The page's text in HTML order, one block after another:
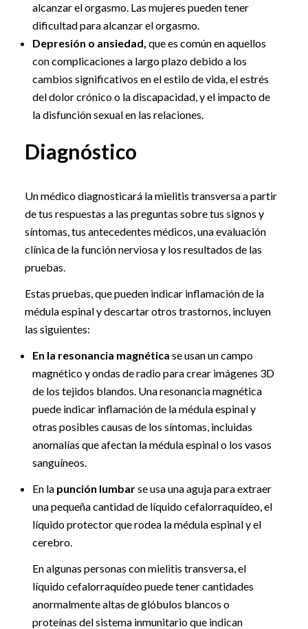
alcanzar el orgasmo. Las mujeres pueden tener
dificultad para alcanzar el orgasmo.
Depresión o ansiedad, que es común en aquellos
con complicaciones a largo plazo debido a los
cambios significativos en el estilo de vida, el estrés
del dolor crónico o la discapacidad, y el impacto de
la disfunción sexual en las relaciones.
Diagnóstico
Un médico diagnosticará la mielitis transversa a partir
de tus respuestas a las preguntas sobre tus signos y
síntomas, tus antecedentes médicos, una evaluación
clínica de la función nerviosa y los resultados de las
pruebas.
Estas pruebas, que pueden indicar inflamación de la
médula espinal y descartar otros trastornos, incluyen
las siguientes:
En la resonancia magnética se usan un campo
magnético y ondas de radio para crear imágenes 3D
de los tejidos blandos. Una resonancia magnética
puede indicar inflamación de la médula espinal y
otras posibles causas de los síntomas, incluidas
anomalías que afectan la médula espinal o los vasos
sanguíneos.
En la punción lumbarse usa una aguja para extraer
una pequeña cantidad de líquido cefalorraquídeo, el
líquido protector que rodea la médula espinal y el
cerebro.
En algunas personas con mielitis transversa, el
líquido cefalorraquídeo puede tener cantidades
anormalmente altas de glóbulos blancos o
proteínas del sistema inmunitario que indican